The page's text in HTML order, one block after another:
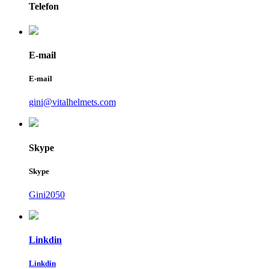
Telefon
E-mail
E-mail
gini@vitalhelmets.com
Skype
Skype
Gini2050
Linkdin
Linkdin